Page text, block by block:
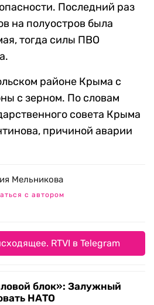
Последний раз
на полуостров была
тогда силы ПВО
районе Крыма с
с зерном. По словам
совета Крыма
причиной аварии
Мельникова
с автором
RTVI в Telegram
блок»: Залужный
НАТО